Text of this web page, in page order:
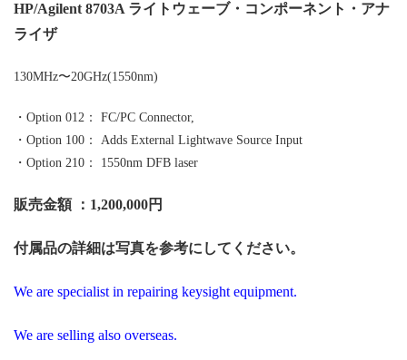
HP/Agilent 8703A ライトウェーブ・コンポーネント・アナ
ライザ
130MHz〜20GHz(1550nm)
・Option 012： FC/PC Connector,
・Option 100： Adds External Lightwave Source Input
・Option 210： 1550nm DFB laser
販売金額 ：1,200,000円
付属品の詳細は写真を参考にしてください。
We are specialist in repairing keysight equipment.
We are selling also overseas.